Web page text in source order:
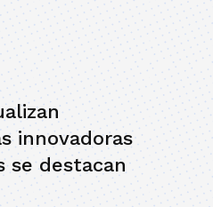
innovadoras
se destacan